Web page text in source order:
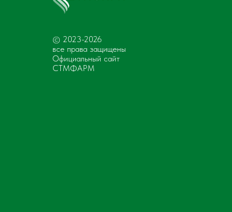
© 2023-2026
все права защищены
Официальный сайт
СТМФАРМ